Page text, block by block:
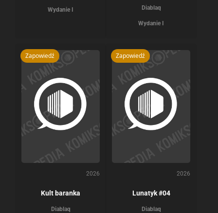
Wydanie I Diablaq
Wydanie I
Zapowiedź
2026
Kult baranka
Diablaq
Zapowiedź
2026
Lunatyk #04
Diablaq